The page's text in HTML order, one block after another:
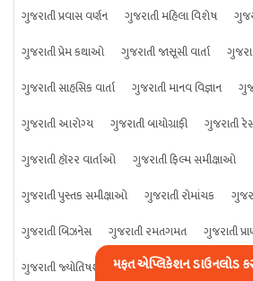
ગુજરાતી પ્રવાસ વર્ણન
ગુજરાતી મહિલા વિશેષ
ગુજરાતી પ્રેમ કથાઓ
ગુજરાતી જાસૂસી વાર્તા
ગુજરાતી સાહસિક વાર્તા
ગુજરાતી માનવ વિજ્ઞાન
ગુજરાતી આરોગ્ય
ગુજરાતી બાયોગ્રાફી ગુજરાતી
ગુજરાતી હૉરર વાર્તાઓ
ગુજરાતી ફિલ્મ સમીક્ષાઓ
ગુજરાતી પુસ્તક સમીક્ષાઓ
ગુજરાતી રોમાંચક
ગુજરાતી બિઝનેસ
ગુજરાતી રમતગમત
ગુજરાતી
ગુજરાતી જ્યોતિષશાસ્ત્ર
ગુજરાતી વિજ્ઞાન
મફત એપ્લિકેશન ડાઉનલોડ